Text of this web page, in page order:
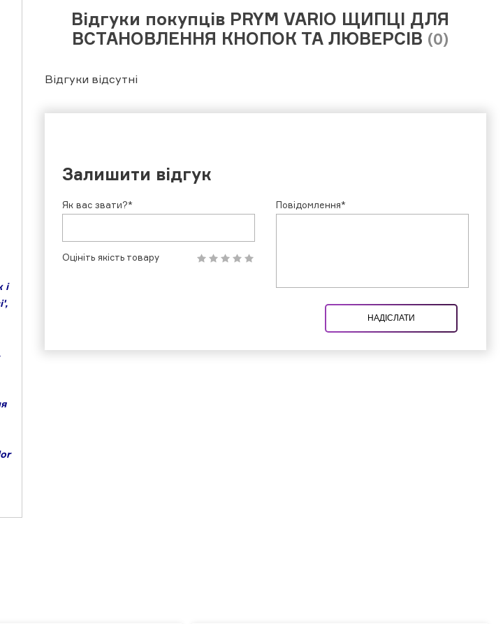
і
Відгуки покупців PRYM VARIO ЩИПЦІ ДЛЯ
ВСТАНОВЛЕННЯ КНОПОК ТА ЛЮВЕРСІВ (0)
Відгуки відсутні
Залишити відгук
Повідомлення*
Як вас звати?*
Оцініть якість товару
НАДІСЛАТИ